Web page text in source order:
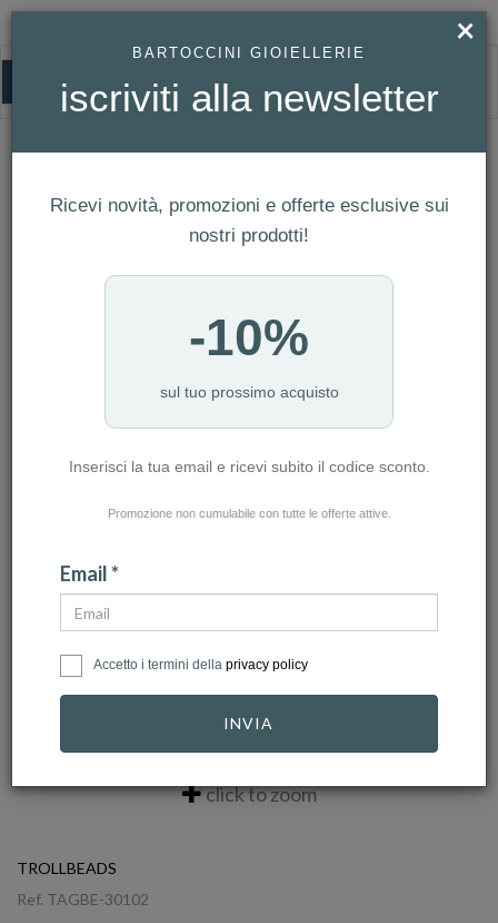
HOMEPAGE
TROLLBEADS RITIRATO - ORIGINAL TROLLBEADS BILANCIA
Trollbeads Ritirato - Original
Trollbeads Bilancia Introspettiva Ref.
TAGBE-30102
click to zoom
TROLLBEADS
Ref. TAGBE-30102
×
BARTOCCINI GIOIELLERIE
iscriviti alla newsletter
Ricevi novità, promozioni e offerte esclusive sui
nostri prodotti!
-10%
sul tuo prossimo acquisto
Inserisci la tua email e ricevi subito il codice sconto.
Promozione non cumulabile con tutte le offerte attive.
Email *
Accetto i termini della privacy policy
INVIA